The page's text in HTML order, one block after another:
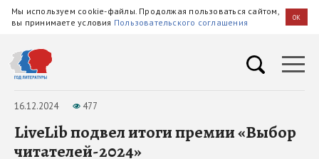
Мы используем cookie-файлы. Продолжая пользоваться сайтом,
вы принимаете условия Пользовательского соглашения OK
16.12.2024 477
LiveLib подвел итоги премии «Выбор
читателей-2024»